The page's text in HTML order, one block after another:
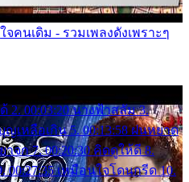
นเดิม - รวมเพลงดังเพราะๆ
2. 00:03:20 นางฟ้าสลัม 3.
ญเหลือเกิน 5. 00:13:58 ฝนหยาด
าจก 7. 00:20:30 คิดดูให้ดี 8.
00:27:35 เหมือนใจโดนกรีด 10.